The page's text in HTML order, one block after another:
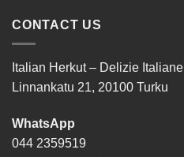
CONTACT US
Italian Herkut – Delizie Italiane
Linnankatu 21, 20100 Turku
WhatsApp
044 2359519